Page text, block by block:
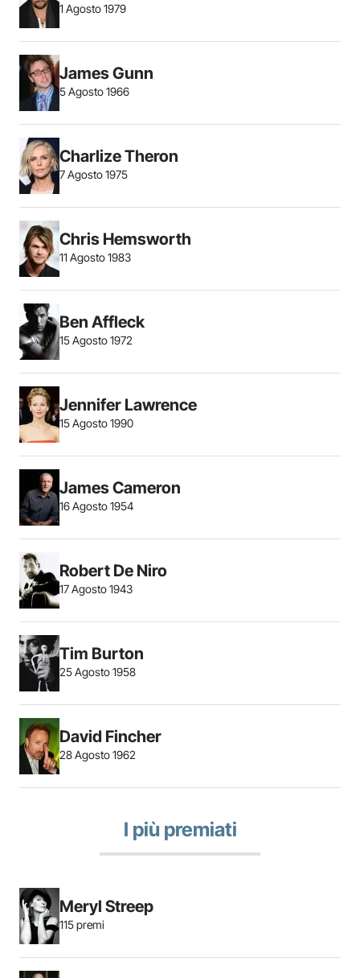
1 Agosto 1979
James Gunn
5 Agosto 1966
Charlize Theron
7 Agosto 1975
Chris Hemsworth
11 Agosto 1983
Ben Affleck
15 Agosto 1972
Jennifer Lawrence
15 Agosto 1990
James Cameron
16 Agosto 1954
Robert De Niro
17 Agosto 1943
Tim Burton
25 Agosto 1958
David Fincher
28 Agosto 1962
I più premiati
Meryl Streep
115 premi